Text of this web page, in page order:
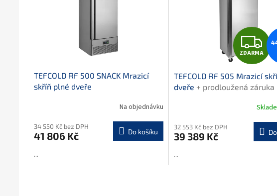
TEFCOLD RF 500 SNACK Mrazicí
skříň plné dveře
Na objednávku
34 550 Kč bez DPH
41 806 Kč Do košíku
...
Z
D
A
R
A
ZDARMA
TEFCOLD RF 505 Mrazicí
dveře + prodloužená záruka
32 553 Kč bez DPH
39 389 Kč
...